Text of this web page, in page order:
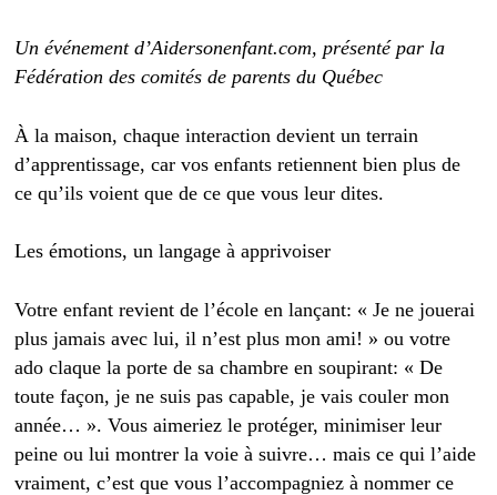
Un événement d’Aidersonenfant.com, présenté par la
Fédération des comités de parents du Québec
À la maison, chaque interaction devient un terrain
d’apprentissage, car vos enfants retiennent bien plus de
ce qu’ils voient que de ce que vous leur dites.
Les émotions, un langage à apprivoiser
Votre enfant revient de l’école en lançant: « Je ne jouerai
plus jamais avec lui, il n’est plus mon ami! » ou votre
ado claque la porte de sa chambre en soupirant: « De
toute façon, je ne suis pas capable, je vais couler mon
année… ». Vous aimeriez le protéger, minimiser leur
peine ou lui montrer la voie à suivre… mais ce qui l’aide
vraiment, c’est que vous l’accompagniez à nommer ce